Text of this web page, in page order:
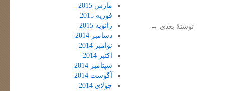
نوشتهٔ بعدی →
مارس 2015
فوریه 2015
ژانویه 2015
دسامبر 2014
نوامبر 2014
اکتبر 2014
سپتامبر 2014
آگوست 2014
جولای 2014